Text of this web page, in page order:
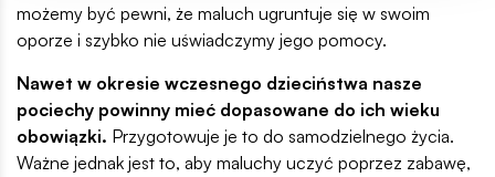
możemy być pewni, że maluch ugruntuje się w swoim
oporze i szybko nie uświadczymy jego pomocy.
Nawet w okresie wczesnego dzieciństwa nasze
pociechy powinny mieć dopasowane do ich wieku
obowiązki. Przygotowuje je to do samodzielnego życia.
Ważne jednak jest to, aby maluchy uczyć poprzez zabawę,